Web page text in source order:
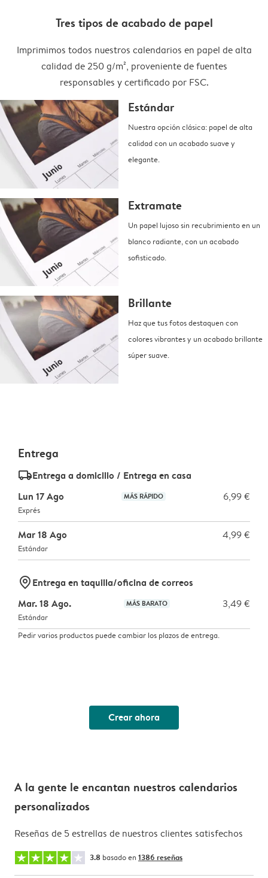
Tres tipos de acabado de papel
Imprimimos todos nuestros calendarios en papel de alta
calidad de 250 g/m², proveniente de fuentes
responsables y certificado por FSC.
Estándar
Nuestra opción clásica: papel de alta
calidad con un acabado suave y
elegante.
Extramate
Un papel lujoso sin recubrimiento en un
blanco radiante, con un acabado
sofisticado.
Brillante
Haz que tus fotos destaquen con
colores vibrantes y un acabado brillante
súper suave.
Entrega
delivery_standard_v2Entrega a domicilio / Entrega en casa
Lun 17 Ago
MÁS RÁPIDO 6,99 €
Exprés
Mar 18 Ago 4,99 €
Estándar
marker-pinEntrega en taquilla/oficina de correos
Mar. 18 Ago.
MÁS BARATO 3,49 €
Estándar
Pedir varios productos puede cambiar los plazos de entrega.
Crear ahora
A la gente le encantan nuestros calendarios
personalizados
Reseñas de 5 estrellas de nuestros clientes satisfechos
3.8 basado en 1386 reseñas